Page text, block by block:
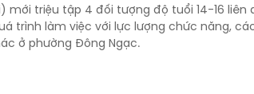
mới triệu tập 4 đối tượng độ tuổi 14-16 liên
trình làm việc với lực lượng chức năng,
ở phường Đông Ngạc.